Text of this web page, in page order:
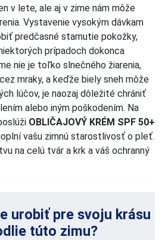
v lete, ale aj v zime nám môže
Vystavenie vysokým dávkam
predčasné starnutie pokožky,
prípadoch dokonca
nie je toľko slnečného žiarenia,
mraky, a keďže biely sneh môže
lúčov, je naozaj dôležité chrániť
alebo iným poškodením. Na
OBLIČAJOVÝ KRÉM SPF 50+
vašu zimnú starostlivosť o pleť.
na celú tvár a krk a váš ochranný
urobiť pre svoju krásu
túto zimu?